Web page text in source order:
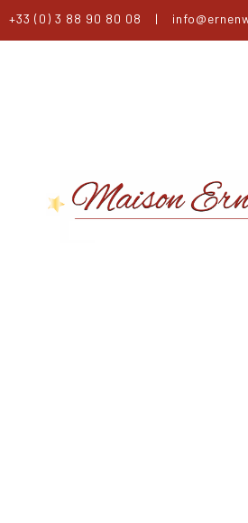
+33 (0) 3 88 90 80 08 |